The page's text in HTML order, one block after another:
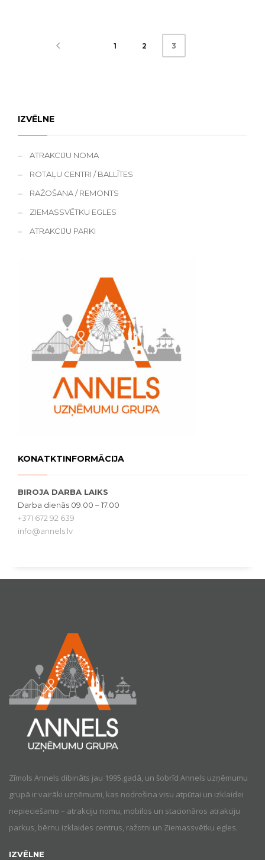
1 2 3
IZVĒLNE
ATRAKCIJU NOMA
ROTAĻU CENTRI / BALLĪTES
RAŽOŠANA / REMONTS
ZIEMASSVĒTKU EGLES
ATRAKCIJU PARKI
KONATKTINFORMĀCIJA
BIROJA DARBA LAIKS
Darba dienās 09.00 – 17.00
+371 672 92 639
info@annels.lv
Zīmols Annels dibināts jau 1995.gadā, un šobrīd Annels uzņēmumu
grupā ir vairāki uzņēmumi, kas nodrošina visu atpūtai un izklaidei
nepieciešamo – atrakciju nomu, mobilos un stacionāros atrakciju
parkus, bērnu izklaides centrus, ražotni un Ziemassvētku egles.
IZVĒLNE